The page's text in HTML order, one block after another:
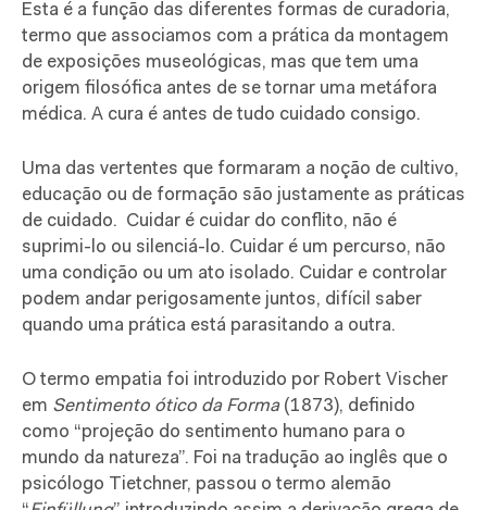
Esta é a função das diferentes formas de curadoria,
termo que associamos com a prática da montagem
de exposições museológicas, mas que tem uma
origem filosófica antes de se tornar uma metáfora
médica. A cura é antes de tudo cuidado consigo.
Uma das vertentes que formaram a noção de cultivo,
educação ou de formação são justamente as práticas
de cuidado. Cuidar é cuidar do conflito, não é
suprimi-lo ou silenciá-lo. Cuidar é um percurso, não
uma condição ou um ato isolado. Cuidar e controlar
podem andar perigosamente juntos, difícil saber
quando uma prática está parasitando a outra.
O termo empatia foi introduzido por Robert Vischer
em Sentimento ótico da Forma(1873), definido
como “projeção do sentimento humano para o
mundo da natureza”. Foi na tradução ao inglês que o
psicólogo Tietchner, passou o termo alemão